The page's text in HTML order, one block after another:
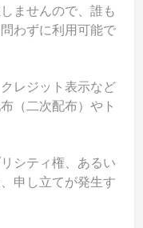
ませんので、誰も
わずに利用可能で
レジット表示など
（二次配布）やト
シティ権、あるい
申し立てが発生す